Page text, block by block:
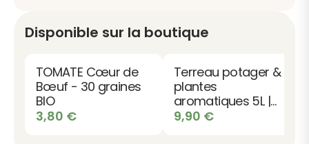
Disponible sur la boutique
TOMATE Cœur de
Bœuf - 30 graines
BIO
3,80 €
Terreau potager &
plantes
aromatiques 5L |
Qualité -
9,90 €